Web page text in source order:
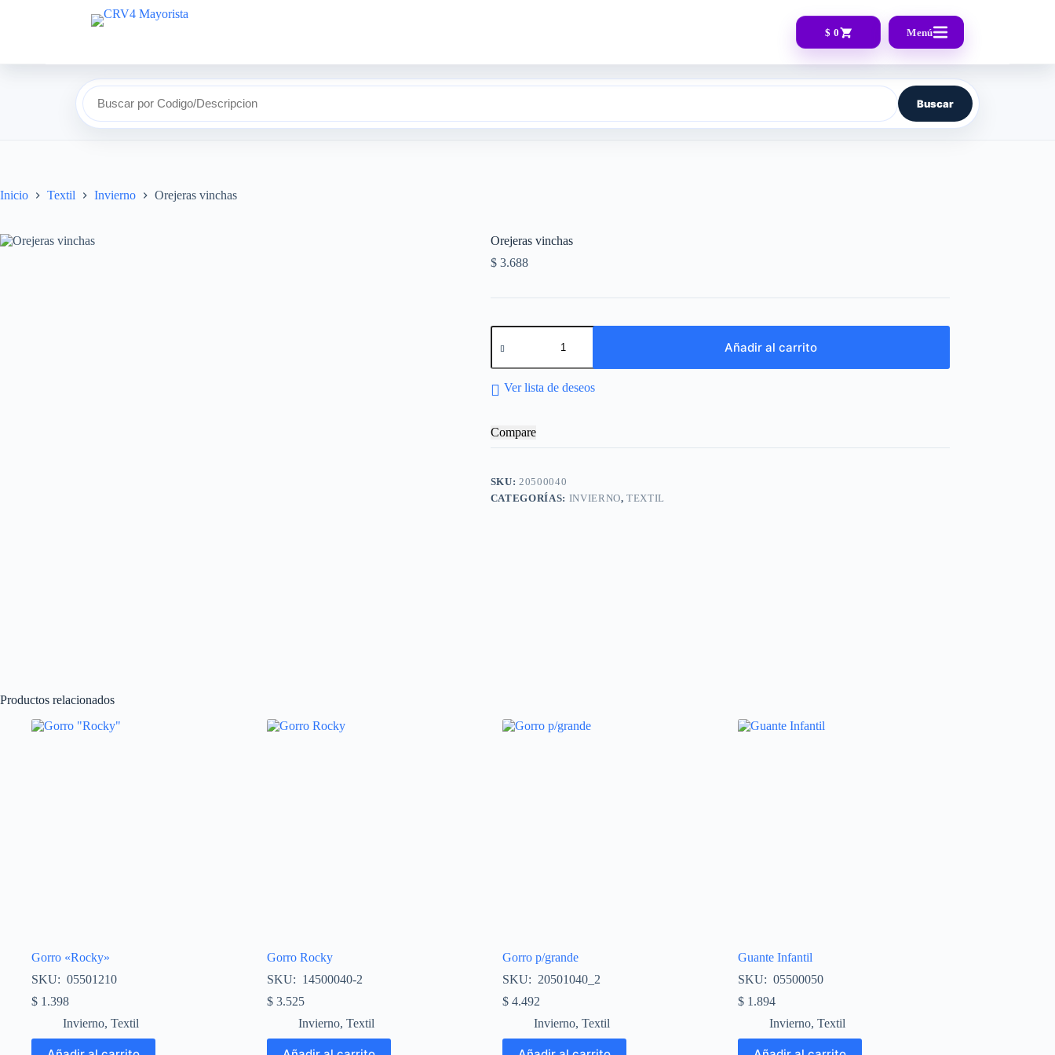
$ 0 Menú
Buscar por Codigo/Descripcion Buscar
Inicio Textil Invierno Orejeras vinchas
Orejeras vinchas
$3.688
Añadir al carrito
Ver lista de deseos
Compare
SKU: 20500040
CATEGORÍAS: INVIERNO,TEXTIL
Productos relacionados
Gorro «Rocky»
SKU: 05501210
$ 1.398
Invierno, Textil
Gorro Rocky
SKU: 14500040-2
$3.525
Invierno, Textil
Gorro p/grande
SKU: 20501040_2
$4.492
Invierno, Textil
Guante Infantil
SKU: 05500050
$1.894
Invierno, Textil